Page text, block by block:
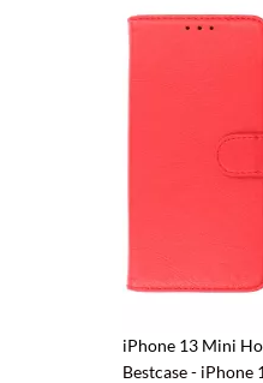
iPhone 13 Mini
Bestcase - iPhone